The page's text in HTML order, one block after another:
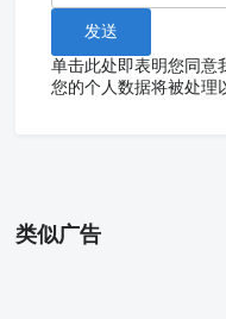
单击此处即表明您同意
您的个人数据将被处理
类似广告